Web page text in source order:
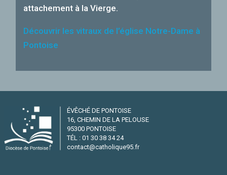
attachement à la Vierge.
Découvrir les vitraux de l’église Notre-Dame à
Pontoise
ÉVÊCHÉ DE PONTOISE
16, CHEMIN DE LA PELOUSE
95300 PONTOISE
TÉL : 01 30 38 34 24
contact@catholique95.fr